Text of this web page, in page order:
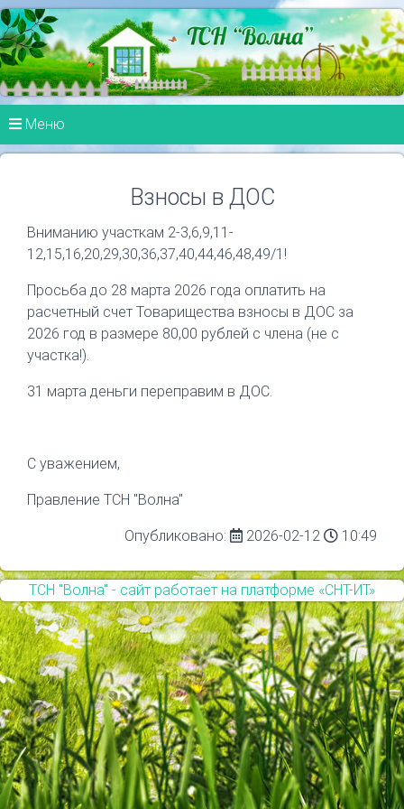
Меню
Взносы в ДОС
Вниманию участкам 2-3,6,9,11-
12,15,16,20,29,30,36,37,40,44,46,48,49/1!
Просьба до 28 марта 2026 года оплатить на
расчетный счет Товарищества взносы в ДОС за
2026 год в размере 80,00 рублей с члена (не с
участка!).
31 марта деньги переправим в ДОС.
С уважением,
Правление ТСН "Волна"
Опубликовано: 2026-02-12 10:49
ТСН "Волна" - сайт работает на платформе «СНТ-ИТ»